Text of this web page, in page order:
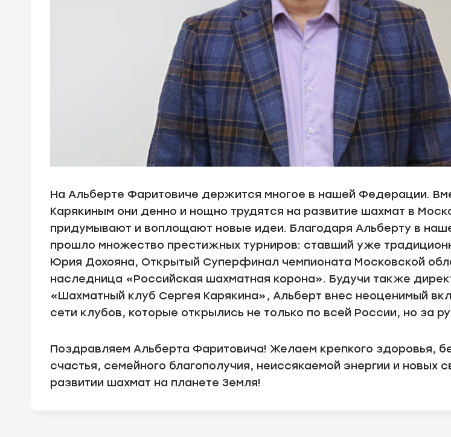
На Альберте Фаритовиче держится многое в нашей Федерации.
Карякиным они денно и нощно трудятся на развитие шахмат в
придумывают и воплощают новые идеи. Благодаря Альберту в
прошло множество престижных турниров: ставший уже
Юрия Дохояна, Открытый Суперфинал чемпионата Московской
наследница «Российская шахматная корона». Будучи также
«Шахматный клуб Сергея Карякина», Альберт внес неоценимый
сети клубов, которые открылись не только по всей России, но за
Поздравляем Альберта Фаритовича! Желаем крепкого здоровья,
счастья, семейного благополучия, неиссякаемой энергии и новых
развитии шахмат на планете Земля!